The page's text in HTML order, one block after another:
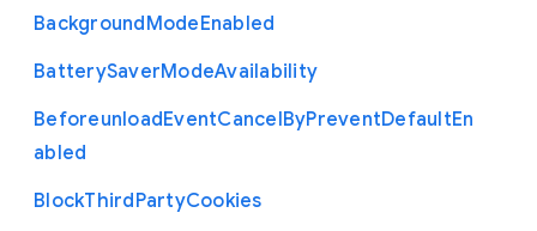
BackgroundModeEnabled
BatterySaverModeAvailability
BeforeunloadEventCancelByPreventDefaultEn
abled
BlockThirdPartyCookies